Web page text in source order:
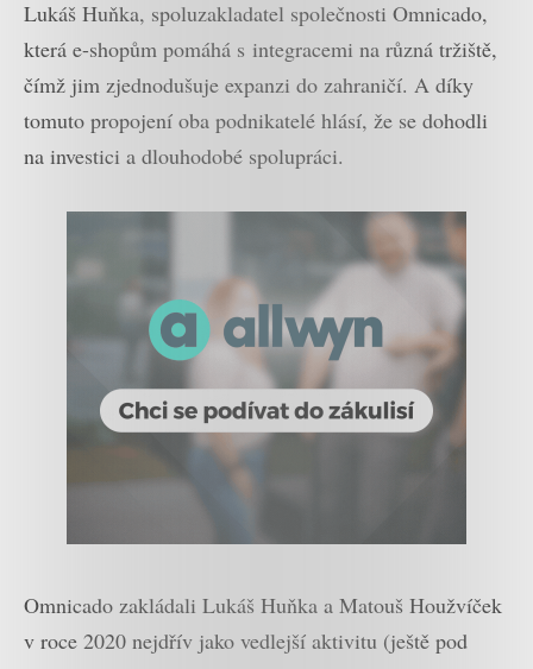
Lukáš Huňka, spoluzakladatel společnosti Omnicado,
která e-shopům pomáhá s integracemi na různá tržiště,
čímž jim zjednodušuje expanzi do zahraničí. A díky
tomuto propojení oba podnikatelé hlásí, že se dohodli
na investici a dlouhodobé spolupráci.
Omnicado zakládali Lukáš Huňka a Matouš Houžvíček
v roce 2020 nejdřív jako vedlejší aktivitu (ještě pod